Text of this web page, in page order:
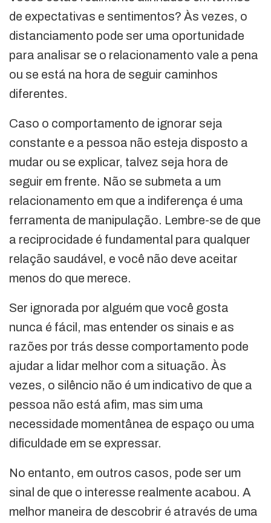
de expectativas e sentimentos? Às vezes, o
distanciamento pode ser uma oportunidade
para analisar se o relacionamento vale a pena
ou se está na hora de seguir caminhos
diferentes.
Caso o comportamento de ignorar seja
constante e a pessoa não esteja disposto a
mudar ou se explicar, talvez seja hora de
seguir em frente. Não se submeta a um
relacionamento em que a indiferença é uma
ferramenta de manipulação. Lembre-se de que
a reciprocidade é fundamental para qualquer
relação saudável, e você não deve aceitar
menos do que merece.
Ser ignorada por alguém que você gosta
nunca é fácil, mas entender os sinais e as
razões por trás desse comportamento pode
ajudar a lidar melhor com a situação. Às
vezes, o silêncio não é um indicativo de que a
pessoa não está afim, mas sim uma
necessidade momentânea de espaço ou uma
dificuldade em se expressar.
No entanto, em outros casos, pode ser um
sinal de que o interesse realmente acabou. A
melhor maneira de descobrir é através de uma